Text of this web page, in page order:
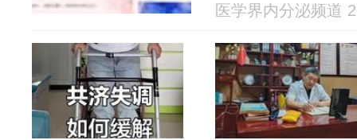
医学界内分泌频道